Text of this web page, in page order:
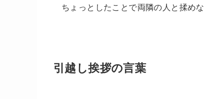
ちょっとしたことで両隣の人と揉め
引越し挨拶の言葉